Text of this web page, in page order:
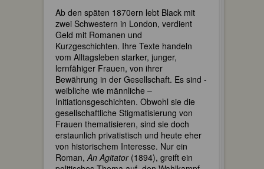
Ab den späten 1870ern lebt Black mit
zwei Schwestern in London, verdient
Geld mit Romanen und
Kurzgeschichten. Ihre Texte handeln
vom Alltagsleben starker, junger,
lernfähiger Frauen, von ihrer
Bewährung in der Gesellschaft. Es sind -
weibliche wie männliche –
Initiationsgeschichten. Obwohl sie die
gesellschaftliche Stigmatisierung von
Frauen thematisieren, sind sie doch
erstaunlich privatistisch und heute eher
von historischem Interesse. Nur ein
Roman,An Agitator(1894), greift ein